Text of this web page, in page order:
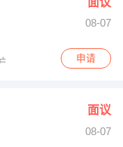
08-07
服务中心
申请
面议
08-07